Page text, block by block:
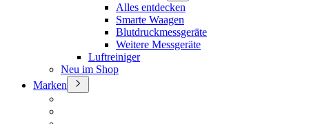
Alles entdecken
Smarte Waagen
Blutdruckmessgeräte
Weitere Messgeräte
Luftreiniger
Neu im Shop
Marken